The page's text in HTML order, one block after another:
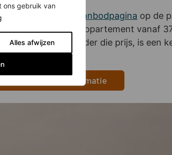
ons gebruik van
Alles afwijzen
Ga dan naar de aanbodpagina op de
Koop je een appartement vanaf
ónder die prijs, is een
hier voor meer informatie